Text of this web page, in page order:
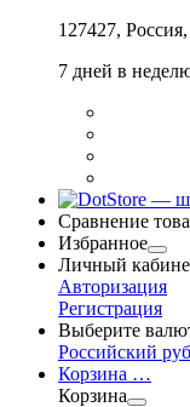
127427, Россия,
7 дней в
Сравнение
Избранное
Личный
Авторизация
Регистрация
Выберите
Российский
Корзина …
Корзина